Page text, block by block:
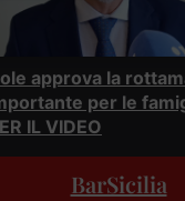
approva la
per le
IL VIDEO
BarSicilia